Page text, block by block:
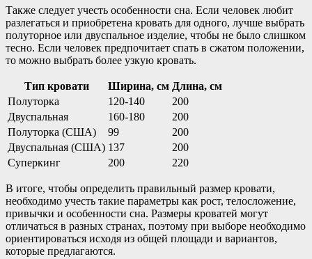
Также следует учесть особенности сна. Если человек любит
разлегаться и приобретена кровать для одного, лучше выбрать
полуторное или двуспальное изделие, чтобы не было слишком
тесно. Если человек предпочитает спать в сжатом положении,
то можно выбрать более узкую кровать.
Тип кровати Ширина, см Длина, см
Полуторка
120-140
200
Двуспальная
160-180
200
Полуторка (США)
99
200
Двуспальная (США) 137
200
Суперкинг
200 220
В итоге, чтобы определить правильный размер кровати,
необходимо учесть такие параметры как рост, телосложение,
привычки и особенности сна. Размеры кроватей могут
отличаться в разных странах, поэтому при выборе необходимо
ориентироваться исходя из общей площади и вариантов,
которые предлагаются.